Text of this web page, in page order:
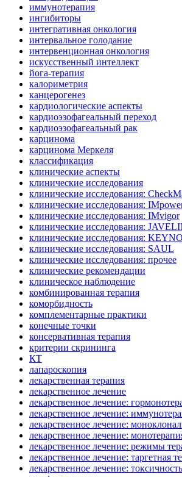
иммунотерапия
ингибиторы
интегративная онкология
интервальное голодание
интервенционная онкология
искусственный интеллект
йога-терапия
калориметрия
канцерогенез
кардиологические аспекты
кардиоэзофагеальный переход
кардиоэзофагеальный рак
карцинома
карцинома Меркеля
классификация
клинические аспекты
клинические исследования
клинические исследования:
клинические исследования:
клинические исследования: IMvigor
клинические исследования:
клинические исследования:
клинические исследования: SAUL
клинические исследования: прочее
клинические рекомендации
клиническое наблюдение
комбинированная терапия
коморбидность
комплементарные практики
конечные точки
консервативная терапия
критерии скрининга
КТ
лапароскопия
лекарственная терапия
лекарственное лечение
лекарственное лечение:
лекарственное лечение:
лекарственное лечение:
лекарственное лечение:
лекарственное лечение: режимы
лекарственное лечение: таргетная
лекарственное лечение: токсичность